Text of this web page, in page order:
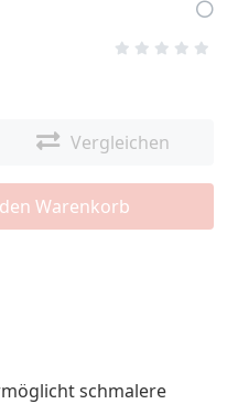
Vergleichen
Warenkorb
schmalere